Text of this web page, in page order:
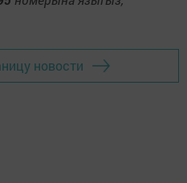
новости